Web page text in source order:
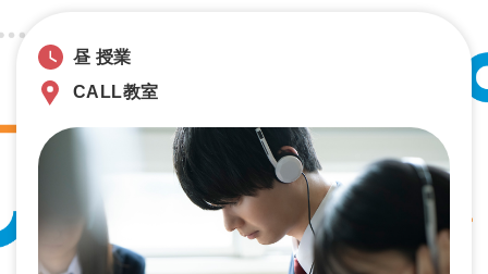
昼 授業
CALL教室